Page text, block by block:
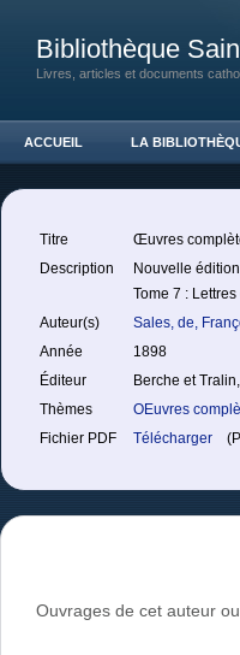
Bibliothèque
Livres, articles et documents
ACCUEIL LA
Titre
Œuvres
Description
Nouvelle
Tome 7 :
Auteur(s)
Sales, de,
Année
1898
Éditeur
Berche et
Thèmes
OEuvres
Fichier PDF
Télécharger
Ouvrages de cet auteur